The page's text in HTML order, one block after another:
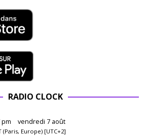
RADIO CLOCK
pm vendredi 7 août
(Paris, Europe) [UTC+2]